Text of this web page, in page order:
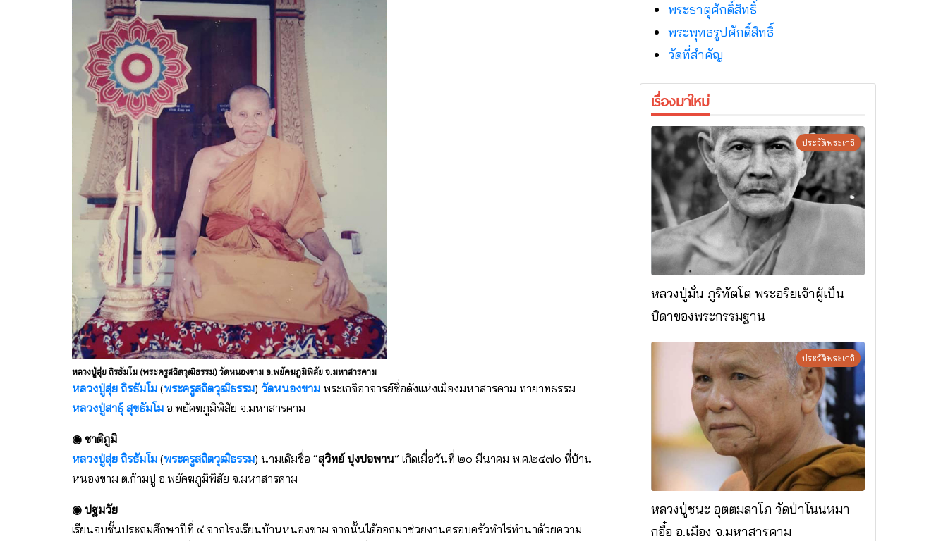
หลวงปู่สุ่ย ถิรธัมโม (พระครูสถิตวุฒิธรรม) วัดหนองขาม อ.พยัคฆภูมิพิสัย จ.มหาสารคาม
หลวงปู่สุ่ย ถิรธัมโม (พระครูสถิตวุฒิธรรม) วัดหนองขาม พระเกจิอาจารย์ชื่อดังแห่งเมืองมหาสารคาม ทายาทธรรม
หลวงปู่สาธุ์ สุขธัมโม อ.พยัคฆภูมิพิสัย จ.มหาสารคาม
◉ ชาติภูมิ
หลวงปู่สุ่ย ถิรธัมโม (พระครูสถิตวุฒิธรรม) นามเดิมชื่อ “สุวิทย์ ปุงปอพาน” เกิดเมื่อวันที่ ๒๐ มีนาคม พ.ศ.๒๔๗๐ ที่บ้าน
หนองขาม ต.ก้ามปู อ.พยัคฆภูมิพิสัย จ.มหาสารคาม
◉ ปฐมวัย
เรียนจบชั้นประถมศึกษาปีที่ ๔ จากโรงเรียนบ้านหนองขาม จากนั้นได้ออกมาช่วยงานครอบครัวทำไร่ทำนาด้วยความ
พระธาตุศักดิ์สิทธิ์
พระพุทธรูปศักดิ์สิทธิ์
วัดที่สําคัญ
เรื่องมาใหม่
ประวัติพระเกจิ
หลวงปู่มั่น ภูริทัตโต พระอริยเจ้าผู้เป็น
บิดาของพระกรรมฐาน
ประวัติพระเกจิ
หลวงปู่ชนะ อุตตมลาโภ วัดป่าโนนหมา
กอื๋อ อ.เมือง จ.มหาสารคาม